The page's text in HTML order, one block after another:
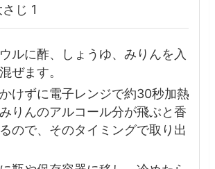
さじ 1
ルに酢、しょうゆ、みりんを入
ぜます。
けずに電子レンジで約30秒加熱
りんのアルコール分が飛ぶと香
ので、そのタイミングで取り出